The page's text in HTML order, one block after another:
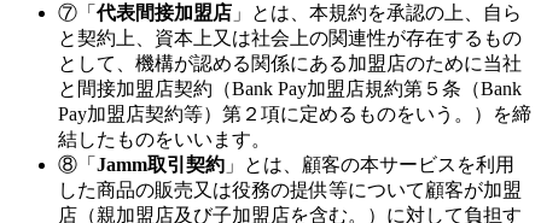
⑦「代表間接加盟店 」とは、本規約を承認の上、自ら
と契約上、資本上又は社会上の関連性が存在するもの
として、機構が認める関係にある加盟店のために当社
と間接加盟店契約（Bank Pay加盟店規約第５条（Bank
Pay加盟店契約等）第２項に定めるものをいう。）を締
結したものをいいます。
⑧「 Jamm取引契約 」とは、顧客の本サービスを利用
した商品の販売又は役務の提供等について顧客が加盟
店（親加盟店及び子加盟店を含む。）に対して負担す